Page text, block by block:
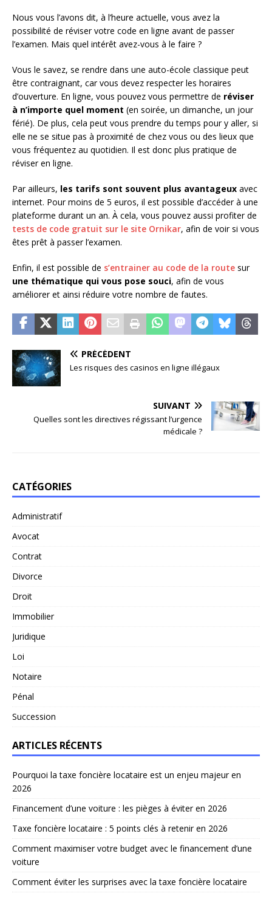
Nous vous l’avons dit, à l’heure actuelle, vous avez la
possibilité de réviser votre code en ligne avant de passer
l’examen. Mais quel intérêt avez-vous à le faire ?
Vous le savez, se rendre dans une auto-école classique peut
être contraignant, car vous devez respecter les horaires
d’ouverture. En ligne, vous pouvez vous permettre de réviser
à n’importe quel moment (en soirée, un dimanche, un jour
férié). De plus, cela peut vous prendre du temps pour y aller, si
elle ne se situe pas à proximité de chez vous ou des lieux que
vous fréquentez au quotidien. Il est donc plus pratique de
réviser en ligne.
Par ailleurs, les tarifs sont souvent plus avantageux avec
internet. Pour moins de 5 euros, il est possible d’accéder à une
plateforme durant un an. À cela, vous pouvez aussi profiter de
tests de code gratuit sur le site Ornikar, afin de voir si vous
êtes prêt à passer l’examen.
Enfin, il est possible de s’entrainer au code de la route sur
une thématique qui vous pose souci, afin de vous
améliorer et ainsi réduire votre nombre de fautes.
PRÉCÉDENT
Les risques des casinos en ligne illégaux
SUIVANT
Quelles sont les directives régissant l’urgence
médicale ?
CATÉGORIES
Administratif
Avocat
Contrat
Divorce
Droit
Immobilier
Juridique
Loi
Notaire
Pénal
Succession
ARTICLES RÉCENTS
Pourquoi la taxe foncière locataire est un enjeu majeur en
2026
Financement d’une voiture : les pièges à éviter en 2026
Taxe foncière locataire : 5 points clés à retenir en 2026
Comment maximiser votre budget avec le financement d’une
voiture
Comment éviter les surprises avec la taxe foncière locataire